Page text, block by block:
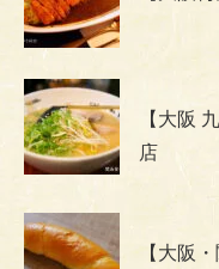
【大阪
店
【大阪